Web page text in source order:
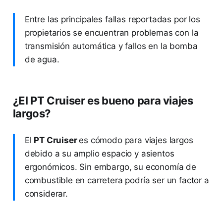
Entre las principales fallas reportadas por los
propietarios se encuentran problemas con la
transmisión automática y fallos en la bomba
de agua.
¿El PT Cruiser es bueno para viajes
largos?
El PT Cruiseres cómodo para viajes largos
debido a su amplio espacio y asientos
ergonómicos. Sin embargo, su economía de
combustible en carretera podría ser un factor a
considerar.